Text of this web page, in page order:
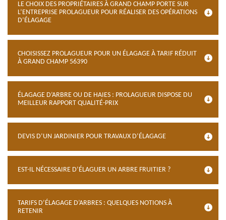
LE CHOIX DES PROPRIÉTAIRES À GRAND CHAMP PORTE SUR
L’ENTREPRISE PROLAGUEUR POUR RÉALISER DES OPÉRATIONS
D’ÉLAGAGE
CHOISISSEZ PROLAGUEUR POUR UN ÉLAGAGE À TARIF RÉDUIT
À GRAND CHAMP 56390
ÉLAGAGE D’ARBRE OU DE HAIES : PROLAGUEUR DISPOSE DU
MEILLEUR RAPPORT QUALITÉ-PRIX
DEVIS D’UN JARDINIER POUR TRAVAUX D’ÉLAGAGE
EST-IL NÉCESSAIRE D’ÉLAGUER UN ARBRE FRUITIER ?
TARIFS D’ÉLAGAGE D’ARBRES : QUELQUES NOTIONS À
RETENIR